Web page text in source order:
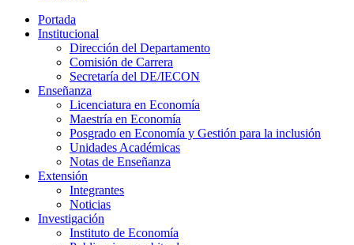
Portada
Institucional
Dirección del Departamento
Comisión de Carrera
Secretaría del DE/IECON
Enseñanza
Licenciatura en Economía
Maestría en Economía
Posgrado en Economía y Gestión para la inclusión
Unidades Académicas
Notas de Enseñanza
Extensión
Integrantes
Noticias
Investigación
Instituto de Economía